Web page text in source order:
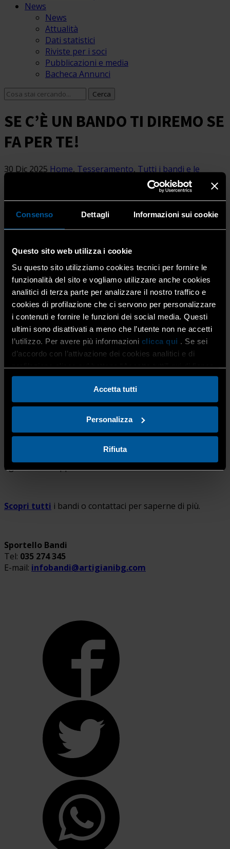
Consenso Dettagli Informazioni sui cookie
Questo sito web utilizza i cookie
Su questo sito utilizziamo cookies tecnici per fornire le
funzionalità del sito e vogliamo utilizzare anche cookies
analitici di terza parte per analizzare il nostro traffico e
cookies di profilazione che ci servono per personalizzare
i contenuti e fornire le funzioni dei social media. Questi
ultimi sono disattivati a meno che l’utente non ne accetti
l’utilizzo. Per avere più informazioni clicca qui . Se sei
d’accordo con l’attivazione dei cookies analitici e di
profilazione clicca sul bottone “Accetta tutti” qui di fianco.
Accetta tutti
Personalizza
Rifiuta
News
News
Attualità
Dati statistici
Riviste per i soci
Pubblicazioni e media
Bacheca Annunci
SE C’È UN BANDO TI DIREMO SE
FA PER TE!
30 Dic 2025 Home, Tesseramento, Tutti i bandi e le
Home
SE C’È UN BANDO TI DIREMO SE FA PER...
Il nostro team di esperti analizza e valuta tutte le
disposizione dai vari Enti e realizza sintesi chiare e
complete per garantire alle imprese un’informazione
tempestiva su tutte le agevolazioni attive. Attraverso le
nostre newsletter settimanali, e i nostri canali di
comunicazione mirata, verrai subito informato se c’è un
bando a cui puoi accedere e, se sarai interessato, ti
aiuteremo a presentare la domanda e rendicontare tutte
le spese ammissibili.
Inoltre, se hai nuovi progetti per la tua azienda, ti
ottenere contributi e nella rendicontazione per
assicurarti per l’ottenimento dei fondi.
gratuito
nostri consulenti altamente qualificati, se ci sono delle
agevolazioni applicabili alla tua realtà aziendale.
Scopri tutti i bandi o contattaci per saperne di più.
Sportello Bandi
Tel: 035 274 345
E-mail: infobandi@artigianibg.com